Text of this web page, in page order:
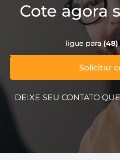
Cote agora
Solicitar
ligue para
DEIXE SEU CONTATO